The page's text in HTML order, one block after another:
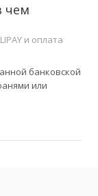
чем
и оплата
банковской
или